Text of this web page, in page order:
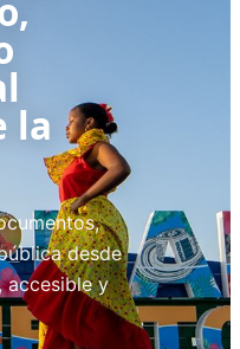
la
desde
accesible y